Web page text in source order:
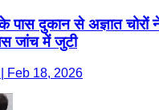
पास दुकान से अज्ञात चोरों
जांच में जुटी
Feb 18, 2026